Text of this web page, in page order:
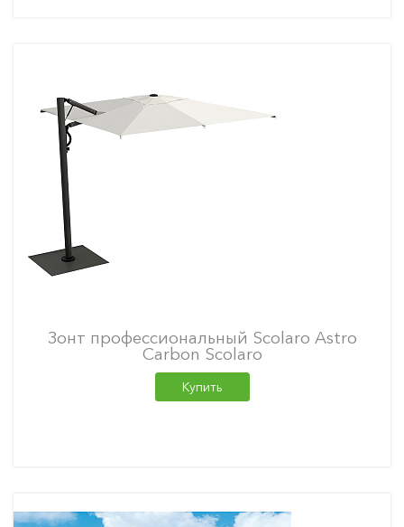
Зонт профессиональный Scolaro Astro
Carbon Scolaro
Купить